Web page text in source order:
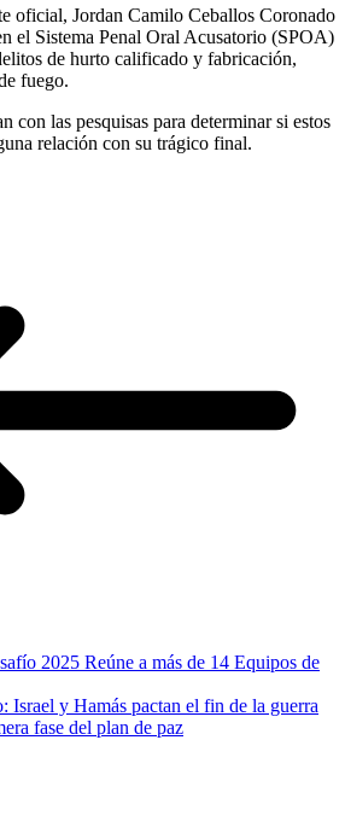
oficial, Jordan Camilo Ceballos Coronado
el Sistema Penal Oral Acusatorio (SPOA)
de hurto calificado y fabricación,
fuego.
con las pesquisas para determinar si estos
relación con su trágico final.
2025 Reúne a más de 14 Equipos de
Israel y Hamás pactan el fin de la guerra
fase del plan de paz